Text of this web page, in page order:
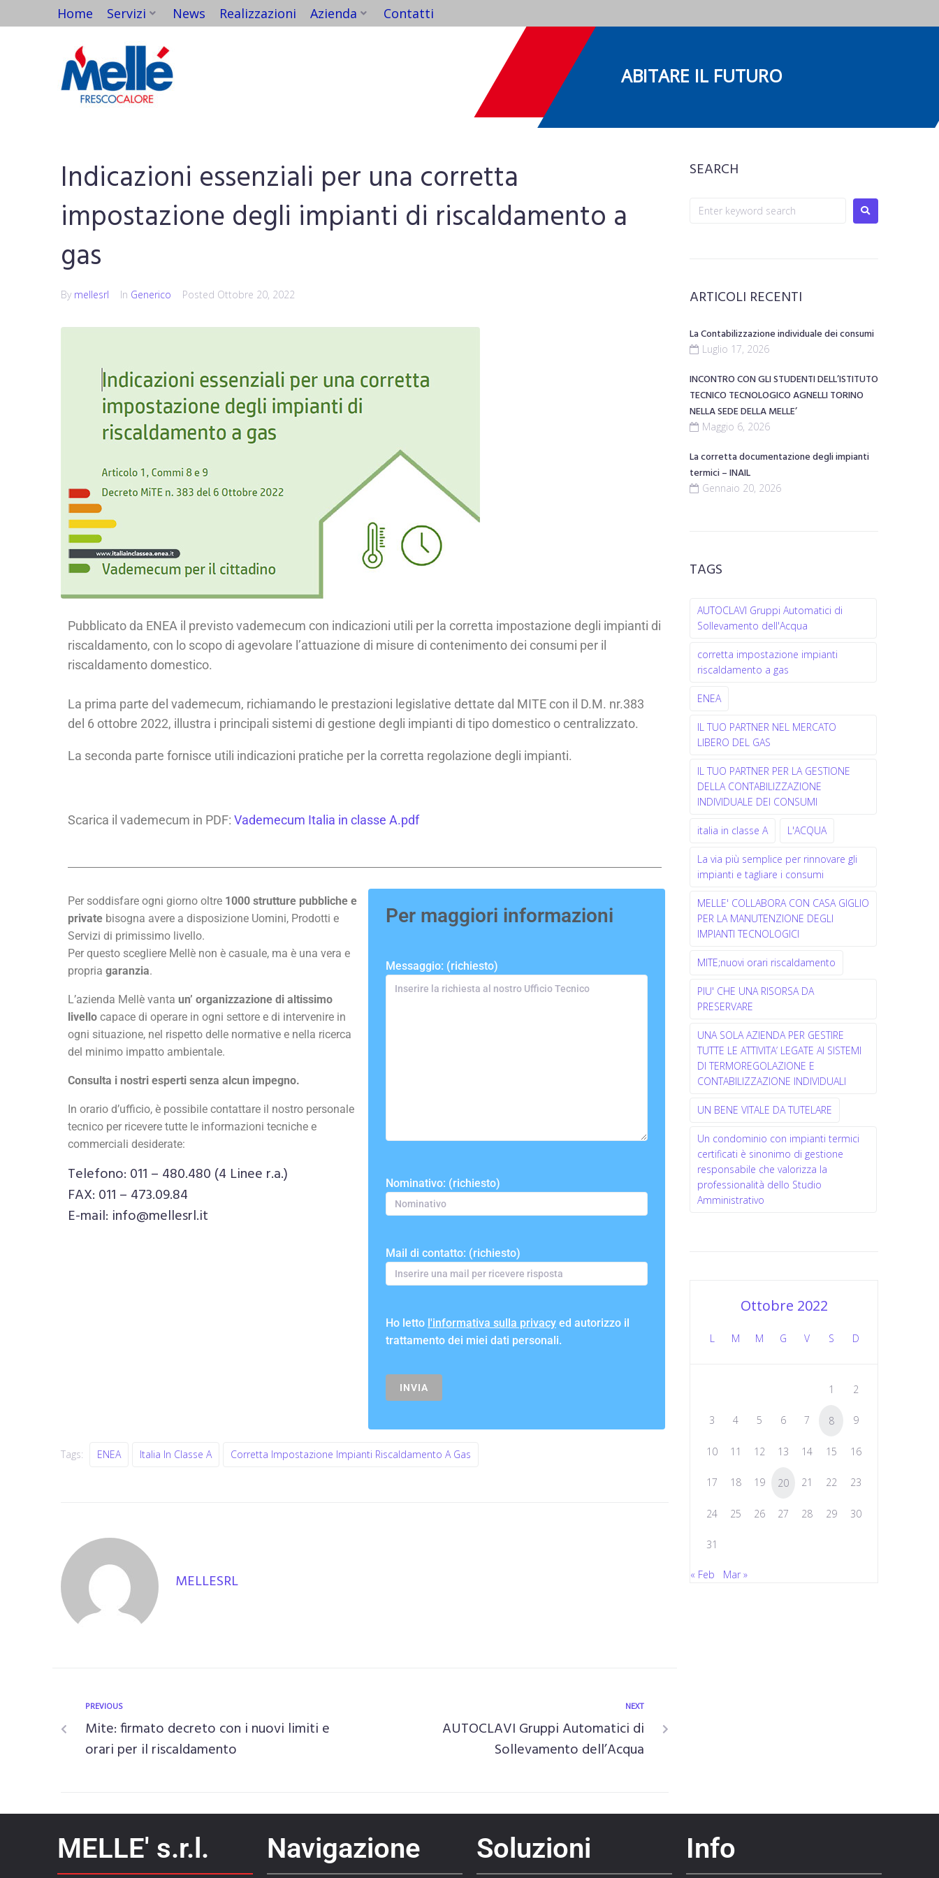
Home Servizi News Realizzazioni Azienda Contatti
ABITARE IL FUTURO
Indicazioni essenziali per una corretta
impostazione degli impianti di riscaldamento a
gas
By mellesrl In Generico Posted Ottobre 20, 2022
Pubblicato da ENEA il previsto vademecum con indicazioni utili per la corretta impostazione degli impianti di
riscaldamento, con lo scopo di agevolare l’attuazione di misure di contenimento dei consumi per il
riscaldamento domestico.
La prima parte del vademecum, richiamando le prestazioni legislative dettate dal MITE con il D.M. nr.383
del 6 ottobre 2022, illustra i principali sistemi di gestione degli impianti di tipo domestico o centralizzato.
La seconda parte fornisce utili indicazioni pratiche per la corretta regolazione degli impianti.
Scarica il vademecum in PDF: Vademecum Italia in classe A.pdf
Per soddisfare ogni giorno oltre 1000 strutture pubbliche e
private bisogna avere a disposizione Uomini, Prodotti e
Servizi di primissimo livello.
Per questo scegliere Mellè non è casuale, ma è una vera e
propria garanzia.
L’azienda Mellè vanta un’ organizzazione di altissimo
livello capace di operare in ogni settore e di intervenire in
ogni situazione, nel rispetto delle normative e nella ricerca
del minimo impatto ambientale.
Consulta i nostri esperti senza alcun impegno.
In orario d’ufficio, è possibile contattare il nostro personale
tecnico per ricevere tutte le informazioni tecniche e
commerciali desiderate:
Telefono: 011 – 480.480 (4 Linee r.a.)
FAX: 011 – 473.09.84
E-mail: info@mellesrl.it
Per maggiori informazioni
Messaggio: (richiesto)
Nominativo: (richiesto)
Mail di contatto: (richiesto)
Ho letto l'informativa sulla privacy ed autorizzo il
trattamento dei miei dati personali.
Tags: ENEA Italia In Classe A Corretta Impostazione Impianti Riscaldamento A Gas
MELLESRL
PREVIOUS
Mite: firmato decreto con i nuovi limiti e
orari per il riscaldamento
NEXT
AUTOCLAVI Gruppi Automatici di
Sollevamento dell’Acqua
SEARCH
ARTICOLI RECENTI
La Contabilizzazione individuale dei consumi
Luglio 17, 2026
INCONTRO CON GLI STUDENTI DELL’ISTITUTO
TECNICO TECNOLOGICO AGNELLI TORINO
NELLA SEDE DELLA MELLE’
Maggio 6, 2026
La corretta documentazione degli impianti
termici – INAIL
Gennaio 20, 2026
TAGS
AUTOCLAVI Gruppi Automatici di
Sollevamento dell'Acqua
corretta impostazione impianti
riscaldamento a gas
ENEA
IL TUO PARTNER NEL MERCATO
LIBERO DEL GAS
IL TUO PARTNER PER LA GESTIONE
DELLA CONTABILIZZAZIONE
INDIVIDUALE DEI CONSUMI
italia in classe A L'ACQUA
La via più semplice per rinnovare gli
impianti e tagliare i consumi
MELLE' COLLABORA CON CASA GIGLIO
PER LA MANUTENZIONE DEGLI
IMPIANTI TECNOLOGICI
MITE;nuovi orari riscaldamento
PIU' CHE UNA RISORSA DA
PRESERVARE
UNA SOLA AZIENDA PER GESTIRE
TUTTE LE ATTIVITA’ LEGATE AI SISTEMI
DI TERMOREGOLAZIONE E
CONTABILIZZAZIONE INDIVIDUALI
UN BENE VITALE DA TUTELARE
Un condominio con impianti termici
certificati è sinonimo di gestione
responsabile che valorizza la
professionalità dello Studio
Amministrativo
Ottobre 2022
L M M G V S D
1 2
3 4 5 6 7 8 9
10 11 12 13 14 15 16
17 18 19 20 21 22 23
24 25 26 27 28 29 30
31
« Feb Mar »
MELLE' s.r.l. Navigazione Soluzioni Info